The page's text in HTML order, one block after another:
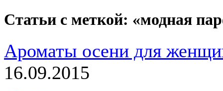
Статьи с меткой: «модная
Ароматы осени для
16.09.2015